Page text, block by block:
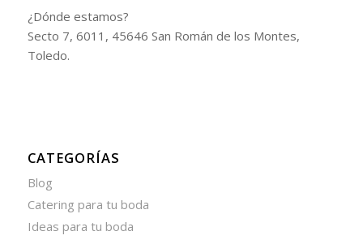
¿Dónde estamos?
Secto 7, 6011, 45646 San Román de los Montes,
Toledo.
CATEGORÍAS
Blog
Catering para tu boda
Ideas para tu boda